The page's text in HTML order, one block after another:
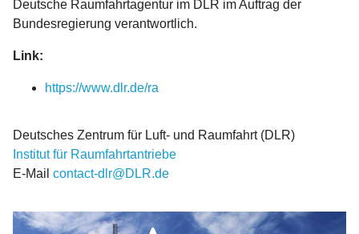
Deutsche Raumfahrtagentur im DLR im Auftrag der
Bundesregierung verantwortlich.
Link:
https://www.dlr.de/ra
Deutsches Zentrum für Luft- und Raumfahrt (DLR)
Institut für Raumfahrtantriebe
E-Mail contact-dlr@DLR.de